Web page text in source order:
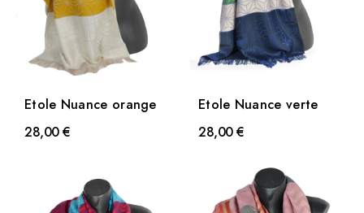
Etole Nuance orange
28,00 €
Etole Nuance verte
28,00 €